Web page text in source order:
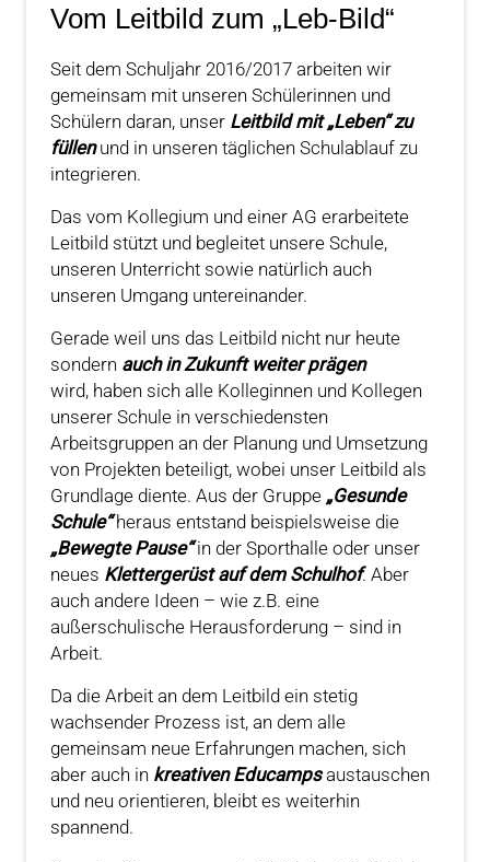
Vom Leitbild zum „Leb-Bild“
Seit dem Schuljahr 2016/2017 arbeiten wir
gemeinsam mit unseren Schülerinnen und
Schülern daran, unser Leitbild mit „Leben“ zu
füllenund in unseren täglichen Schulablauf zu
integrieren.
Das vom Kollegium und einer AG erarbeitete
Leitbild stützt und begleitet unsere Schule,
unseren Unterricht sowie natürlich auch
unseren Umgang untereinander.
Gerade weil uns das Leitbild nicht nur heute
sondern auch in Zukunft weiter prägen
wird, haben sich alle Kolleginnen und Kollegen
unserer Schule in verschiedensten
Arbeitsgruppen an der Planung und Umsetzung
von Projekten beteiligt, wobei unser Leitbild als
Grundlage diente. Aus der Gruppe „Gesunde
Schule“ heraus entstand beispielsweise die
„Bewegte Pause“in der Sporthalle oder unser
neues Klettergerüst auf dem Schulhof. Aber
auch andere Ideen – wie z.B. eine
außerschulische Herausforderung – sind in
Arbeit.
Da die Arbeit an dem Leitbild ein stetig
wachsender Prozess ist, an dem alle
gemeinsam neue Erfahrungen machen, sich
aber auch in kreativen Educampsaustauschen
und neu orientieren, bleibt es weiterhin
spannend.